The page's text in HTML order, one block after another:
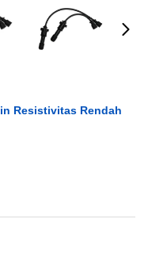
Resistivitas Rendah